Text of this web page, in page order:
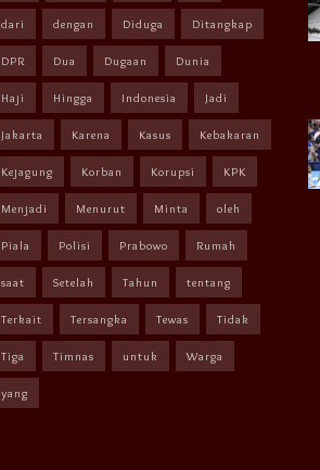
dari dengan Diduga Ditangkap
DPR Dua Dugaan Dunia
Haji Hingga Indonesia Jadi
Jakarta Karena Kasus Kebakaran
Kejagung Korban Korupsi KPK
Menjadi Menurut Minta oleh
Piala Polisi Prabowo Rumah
saat Setelah Tahun tentang
Terkait Tersangka Tewas Tidak
Tiga Timnas untuk Warga
yang